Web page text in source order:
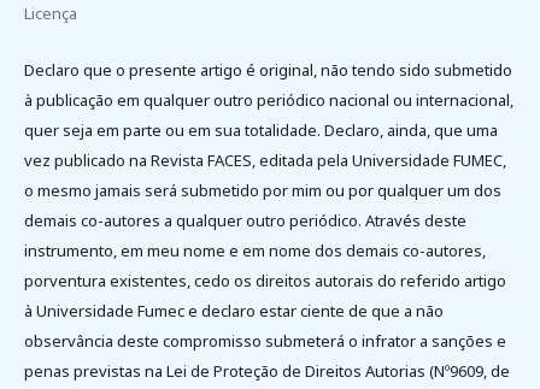
Licença
Declaro que o presente artigo é original, não tendo sido submetido
à publicação em qualquer outro periódico nacional ou internacional,
quer seja em parte ou em sua totalidade. Declaro, ainda, que uma
vez publicado na Revista FACES, editada pela Universidade FUMEC,
o mesmo jamais será submetido por mim ou por qualquer um dos
demais co-autores a qualquer outro periódico. Através deste
instrumento, em meu nome e em nome dos demais co-autores,
porventura existentes, cedo os direitos autorais do referido artigo
à Universidade Fumec e declaro estar ciente de que a não
observância deste compromisso submeterá o infrator a sanções e
penas previstas na Lei de Proteção de Direitos Autorias (Nº9609, de